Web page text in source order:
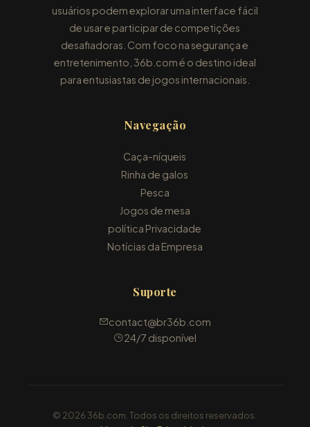
usuários podem explorar uma interface fácil
de usar e participar de competições
desafiadoras. Com foco na segurança e
entretenimento, 36b.com é o destino ideal
para entusiastas de jogos internacionais.
Navegação
Caça-níqueis
Rinha de galos
Pesca
Jogos de mesa
política Privacidade
Notícias da Empresa
Suporte
contact@br36b.com
24/7 disponível
© 2026 36b.com. Todos os direitos reservados.